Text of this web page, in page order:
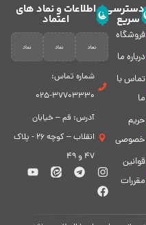
دسترسی
سریع
فروشگاه
درباره ما
تماس با
ما
حریم
خصوصی
قوانین
مقررات
اطلاعات و نماد های
اعتماد
شماره تماس:
37703330-025
آدرس: قم – خیابان
انقلاب – کوچه 26 - پلاک
47 و 49